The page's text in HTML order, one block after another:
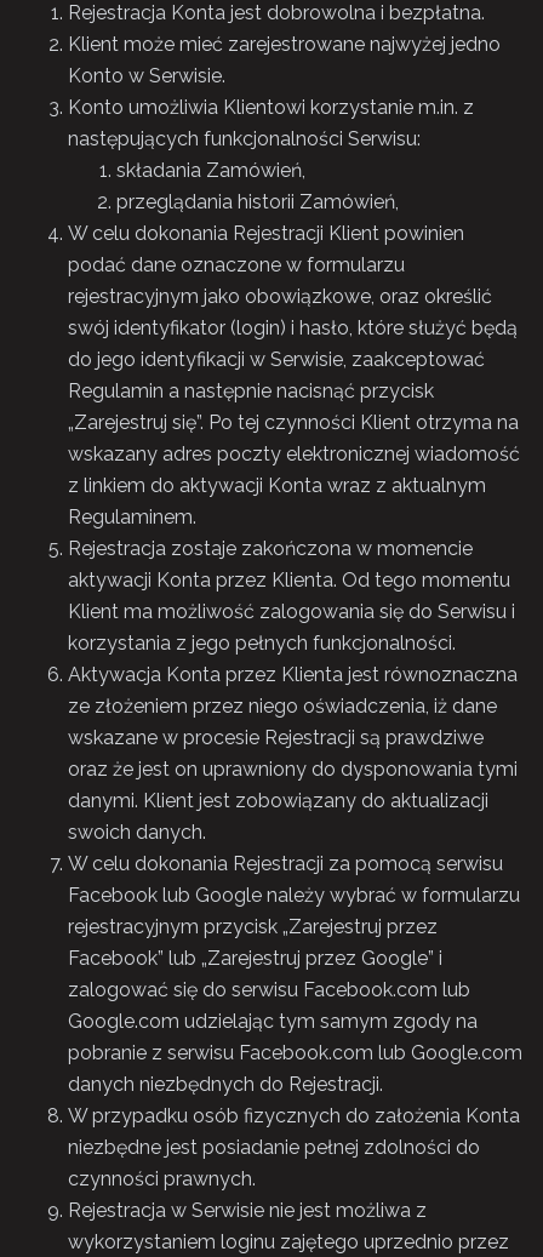
Rejestracja Konta jest dobrowolna i bezpłatna.
Klient może mieć zarejestrowane najwyżej jedno
Konto w Serwisie.
Konto umożliwia Klientowi korzystanie m.in. z
następujących funkcjonalności Serwisu:
składania Zamówień,
przeglądania historii Zamówień,
W celu dokonania Rejestracji Klient powinien
podać dane oznaczone w formularzu
rejestracyjnym jako obowiązkowe, oraz określić
swój identyfikator (login) i hasło, które służyć będą
do jego identyfikacji w Serwisie, zaakceptować
Regulamin a następnie nacisnąć przycisk
„Zarejestruj się”. Po tej czynności Klient otrzyma na
wskazany adres poczty elektronicznej wiadomość
z linkiem do aktywacji Konta wraz z aktualnym
Regulaminem.
Rejestracja zostaje zakończona w momencie
aktywacji Konta przez Klienta. Od tego momentu
Klient ma możliwość zalogowania się do Serwisu i
korzystania z jego pełnych funkcjonalności.
Aktywacja Konta przez Klienta jest równoznaczna
ze złożeniem przez niego oświadczenia, iż dane
wskazane w procesie Rejestracji są prawdziwe
oraz że jest on uprawniony do dysponowania tymi
danymi. Klient jest zobowiązany do aktualizacji
swoich danych.
W celu dokonania Rejestracji za pomocą serwisu
Facebook lub Google należy wybrać w formularzu
rejestracyjnym przycisk „Zarejestruj przez
Facebook” lub „Zarejestruj przez Google” i
zalogować się do serwisu Facebook.com lub
Google.com udzielając tym samym zgody na
pobranie z serwisu Facebook.com lub Google.com
danych niezbędnych do Rejestracji.
W przypadku osób fizycznych do założenia Konta
niezbędne jest posiadanie pełnej zdolności do
czynności prawnych.
Rejestracja w Serwisie nie jest możliwa z
wykorzystaniem loginu zajętego uprzednio przez